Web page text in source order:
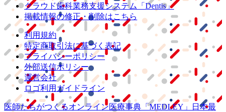
クラウド歯科業務支援システム
「Dentis」
掲載情報の修正・削除はこちら
利用規約
特定商取引法に基づく表記
プライバシーポリシー
外部送信ポリシー
運営会社
ロゴ利用ガイドライン
医師たちがつくるオンライン医療事典 「MEDLEY」
日本最